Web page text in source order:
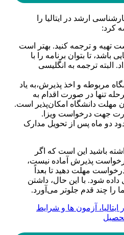
ارشد در ایتالیا را
کرد:
تهیه و ترجمه کنید. بهتر است
باشد، تا بتوان برنامه را با
البته ترجمه به انگلیسی
مربوطه و اخذ پذیرش،به یاد
تنها در صورت اقدام به
مهلت دانشگاه امکان‌پذیر است.
جهت درخواست ویزا.
دو ماه پس از تحویل مدارک
باشید این است که اگر
پذیرش آماده نیست،
مهلت دهید تا بعداً
شود. با این حال، داشتن
را چند قدم جلوتر می‌آورد.
آزمون ها و شرایط